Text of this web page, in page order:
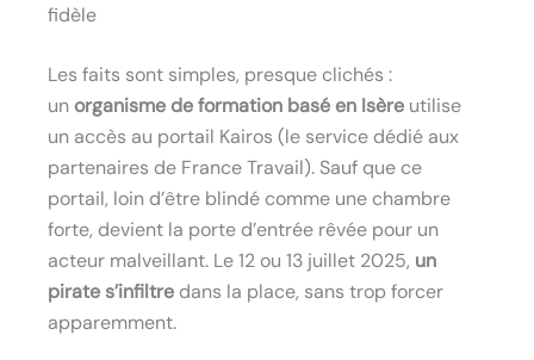
fidèle
Les faits sont simples, presque clichés :
unorganisme de formation basé en Isère utilise
un accès au portail Kairos (le service dédié aux
partenaires de France Travail). Sauf que ce
portail, loin d’être blindé comme une chambre
forte, devient la porte d’entrée rêvée pour un
acteur malveillant. Le 12 ou 13 juillet 2025, un
pirate s’infiltre dans la place, sans trop forcer
apparemment.